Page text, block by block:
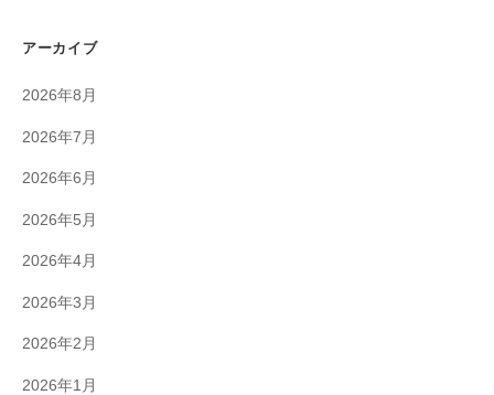
アーカイブ
2026年8月
2026年7月
2026年6月
2026年5月
2026年4月
2026年3月
2026年2月
2026年1月